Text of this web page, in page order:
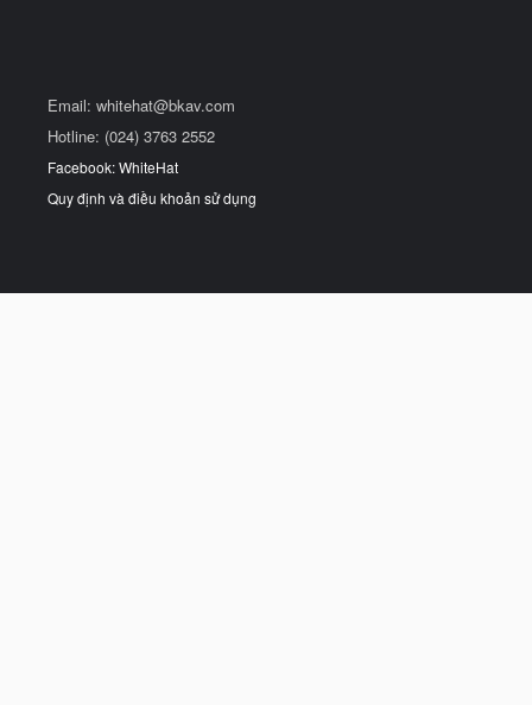
Email: whitehat@bkav.com
Hotline: (024) 3763 2552
Facebook: WhiteHat
Quy định và điều khoản sử dụng